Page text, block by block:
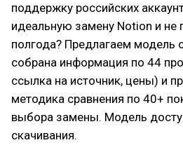
поддержку российских
идеальную замену Notion и не
полгода? Предлагаем модель
собрана информация по 44
ссылка на источник, цены) и
методика сравнения по 40+
выбора замены. Модель
скачивания.